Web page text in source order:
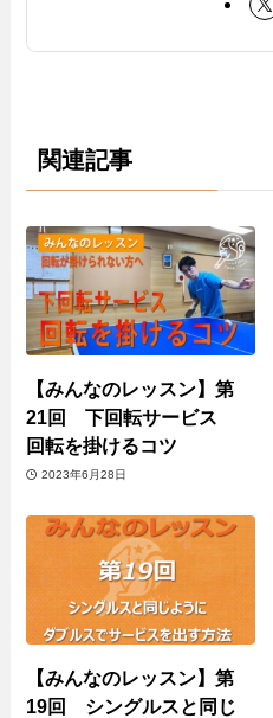
関連記事
【みんなのレッスン】第
21回 下回転サービス
回転を掛けるコツ
2023年6月28日
【みんなのレッスン】第
19回 シングルスと同じ